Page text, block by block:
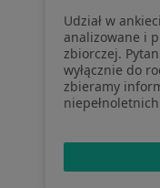
Partnerzy
Centrum
Kontakt
Udział w
analizowane i
zbiorczej.
wyłącznie do
zbieramy